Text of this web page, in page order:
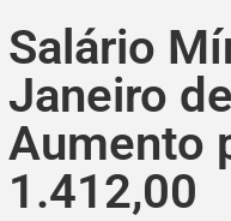
Salário
Janeiro
Aumento
1.412,00